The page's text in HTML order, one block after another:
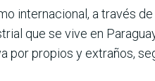
internacional, a través
que se vive en
por propios y extraños,